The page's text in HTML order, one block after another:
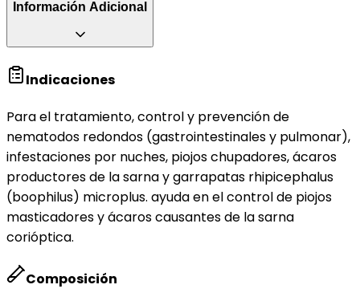
Información Adicional
Indicaciones
Para el tratamiento, control y prevención de
nematodos redondos (gastrointestinales y pulmonar),
infestaciones por nuches, piojos chupadores, ácaros
productores de la sarna y garrapatas rhipicephalus
(boophilus) microplus. ayuda en el control de piojos
masticadores y ácaros causantes de la sarna
corióptica.
Composición